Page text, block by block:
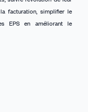
facturation, simplifier le
EPS en améliorant le